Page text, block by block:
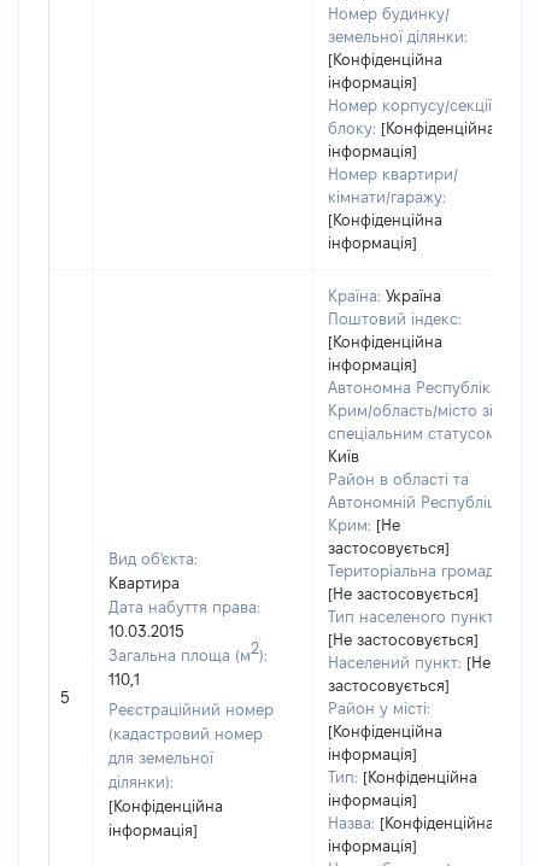
Номер будинку/
земельної ділянки:
[Конфіденційна
інформація]
Номер корпусу/секції/
блоку: [Конфіденційна
інформація]
Номер квартири/
кімнати/гаражу:
[Конфіденційна
інформація]
5
Вид об'єкта:
Квартира
Дата набуття права:
10.03.2015
Загальна площа (м2):
110,1
Реєстраційний номер
(кадастровий номер
для земельної
ділянки):
[Конфіденційна
інформація]
Країна: Україна
Поштовий індекс:
[Конфіденційна
інформація]
Автономна Республіка
Крим/область/місто зі
спеціальним статусом:
Київ
Район в області та
Автономній Республіці
Крим: [Не
застосовується]
Територіальна громада:
[Не застосовується]
Тип населеного пункту:
[Не застосовується]
Населений пункт: [Не
застосовується]
Район у місті:
[Конфіденційна
інформація]
Тип: [Конфіденційна
інформація]
Назва: [Конфіденційна
інформація]